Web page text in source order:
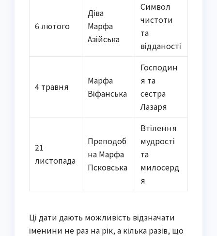
6 лютого
Діва
Марфа
Азійська
Символ
чистоти
та
відданості
4 травня
Марфа
Віфанська
Господин
я та
сестра
Лазаря
21
листопада
Преподоб
на Марфа
Псковська
Втілення
мудрості
та
милосерд
я
Ці дати дають можливість відзначати
іменини не раз на рік, а кілька разів, що